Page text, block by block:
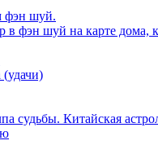
фэн шуй.
фэн шуй на карте дома,
судьбы. Китайская